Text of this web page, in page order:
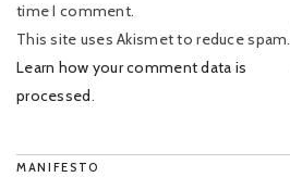
time I comment.
This site uses Akismet to reduce spam.
Learn how your comment data is
processed.
MANIFESTO